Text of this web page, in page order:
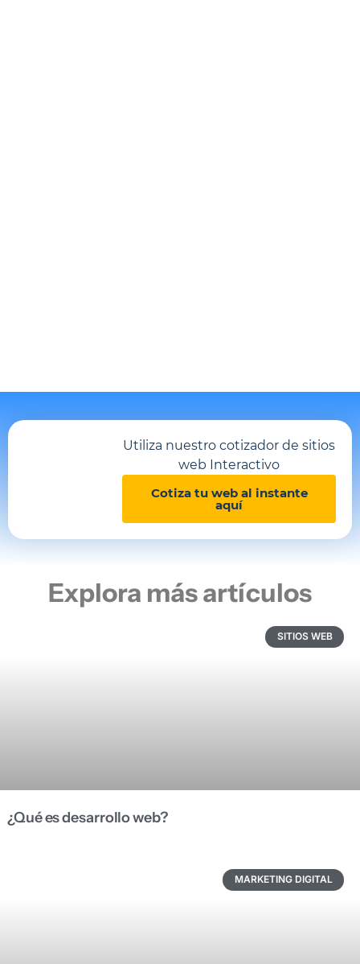
Utiliza nuestro cotizador de sitios
web Interactivo
Cotiza tu web al instante
aquí
Explora más artículos
SITIOS WEB
¿Qué es desarrollo web?
MARKETING DIGITAL